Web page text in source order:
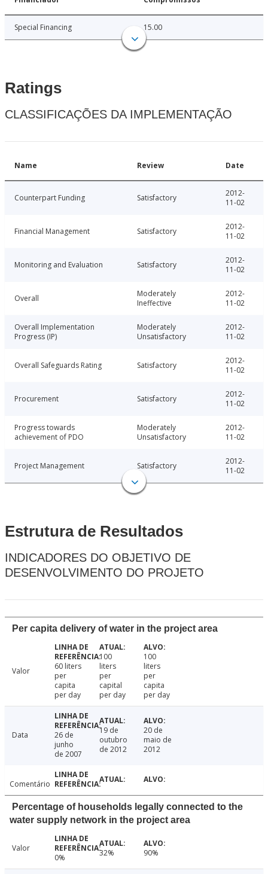
Special Financing 15.00
Ratings
CLASSIFICAÇÕES DA IMPLEMENTAÇÃO
Name Review Date
Counterpart Funding Satisfactory
2012-
11-02
Financial Management Satisfactory
2012-
11-02
Monitoring and Evaluation Satisfactory
2012-
11-02
Overall
Moderately
Ineffective
2012-
11-02
Overall Implementation
Progress (IP)
Moderately
Unsatisfactory
2012-
11-02
Overall Safeguards Rating Satisfactory
2012-
11-02
Procurement Satisfactory
2012-
11-02
Progress towards
achievement of PDO
Moderately
Unsatisfactory
2012-
11-02
Project Management Satisfactory
2012-
11-02
Estrutura de Resultados
INDICADORES DO OBJETIVO DE
DESENVOLVIMENTO DO PROJETO
Per capita delivery of water in the project area
Valor
60 liters
per
capita
per day
100
liters
per
capital
per day
100
liters
per
capita
per day
Data
26 de
junho
de 2007
19 de
outubro
de 2012
20 de
maio de
2012
Comentário
Percentage of households legally connected to the
water supply network in the project area
Valor
0%
32% 90%